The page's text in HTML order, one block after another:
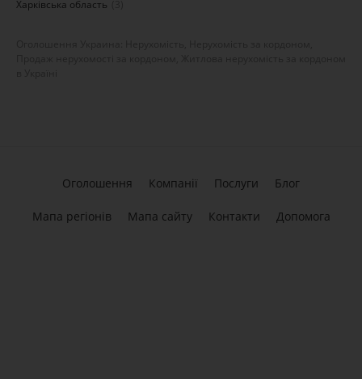
Харківська область
Оголошення Компанії Послуги Блог
Мапа регіонів Мапа сайту Контакти Допомога